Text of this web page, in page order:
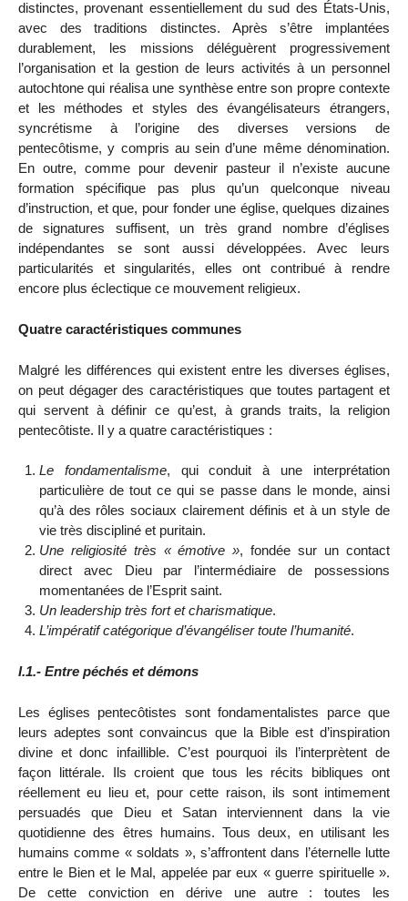
distinctes, provenant essentiellement du sud des États-Unis,
avec des traditions distinctes. Après s’être implantées
durablement, les missions déléguèrent progressivement
l’organisation et la gestion de leurs activités à un personnel
autochtone qui réalisa une synthèse entre son propre contexte
et les méthodes et styles des évangélisateurs étrangers,
syncrétisme à l’origine des diverses versions de
pentecôtisme, y compris au sein d’une même dénomination.
En outre, comme pour devenir pasteur il n’existe aucune
formation spécifique pas plus qu’un quelconque niveau
d’instruction, et que, pour fonder une église, quelques dizaines
de signatures suffisent, un très grand nombre d’églises
indépendantes se sont aussi développées. Avec leurs
particularités et singularités, elles ont contribué à rendre
encore plus éclectique ce mouvement religieux.
Quatre caractéristiques communes
Malgré les différences qui existent entre les diverses églises,
on peut dégager des caractéristiques que toutes partagent et
qui servent à définir ce qu’est, à grands traits, la religion
pentecôtiste. Il y a quatre caractéristiques :
Le fondamentalisme, qui conduit à une interprétation
particulière de tout ce qui se passe dans le monde, ainsi
qu’à des rôles sociaux clairement définis et à un style de
vie très discipliné et puritain.
Une religiosité très « émotive », fondée sur un contact
direct avec Dieu par l’intermédiaire de possessions
momentanées de l’Esprit saint.
Un leadership très fort et charismatique.
L’impératif catégorique d’évangéliser toute l’humanité.
I.1.- Entre péchés et démons
Les églises pentecôtistes sont fondamentalistes parce que
leurs adeptes sont convaincus que la Bible est d’inspiration
divine et donc infaillible. C’est pourquoi ils l’interprètent de
façon littérale. Ils croient que tous les récits bibliques ont
réellement eu lieu et, pour cette raison, ils sont intimement
persuadés que Dieu et Satan interviennent dans la vie
quotidienne des êtres humains. Tous deux, en utilisant les
humains comme « soldats », s’affrontent dans l’éternelle lutte
entre le Bien et le Mal, appelée par eux « guerre spirituelle ».
De cette conviction en dérive une autre : toutes les